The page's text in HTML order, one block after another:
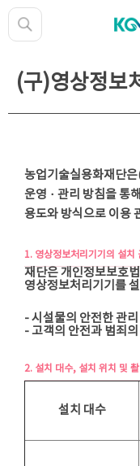
(구)영상정보
농업기술실용화재단
운영ㆍ관리 방침을 통
용도와 방식으로 이용
1. 영상정보처리기기의 설치
재단은 개인정보보호
영상정보처리기기를
- 시설물의 안전한 관
- 고객의 안전과 범죄
2. 설치 대수, 설치 위치 및 촬
설치 대수